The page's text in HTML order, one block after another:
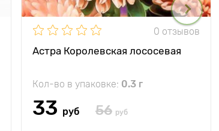
0 отзывов
Астра Королевская лососевая
Кол-во в упаковке: 0.3 г
33 руб 56 руб